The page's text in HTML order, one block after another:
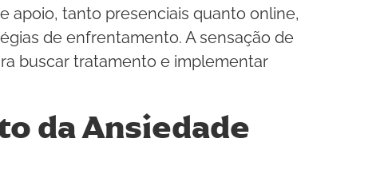
apoio, tanto presenciais quanto online,
de enfrentamento. A sensação de
buscar tratamento e implementar
da Ansiedade